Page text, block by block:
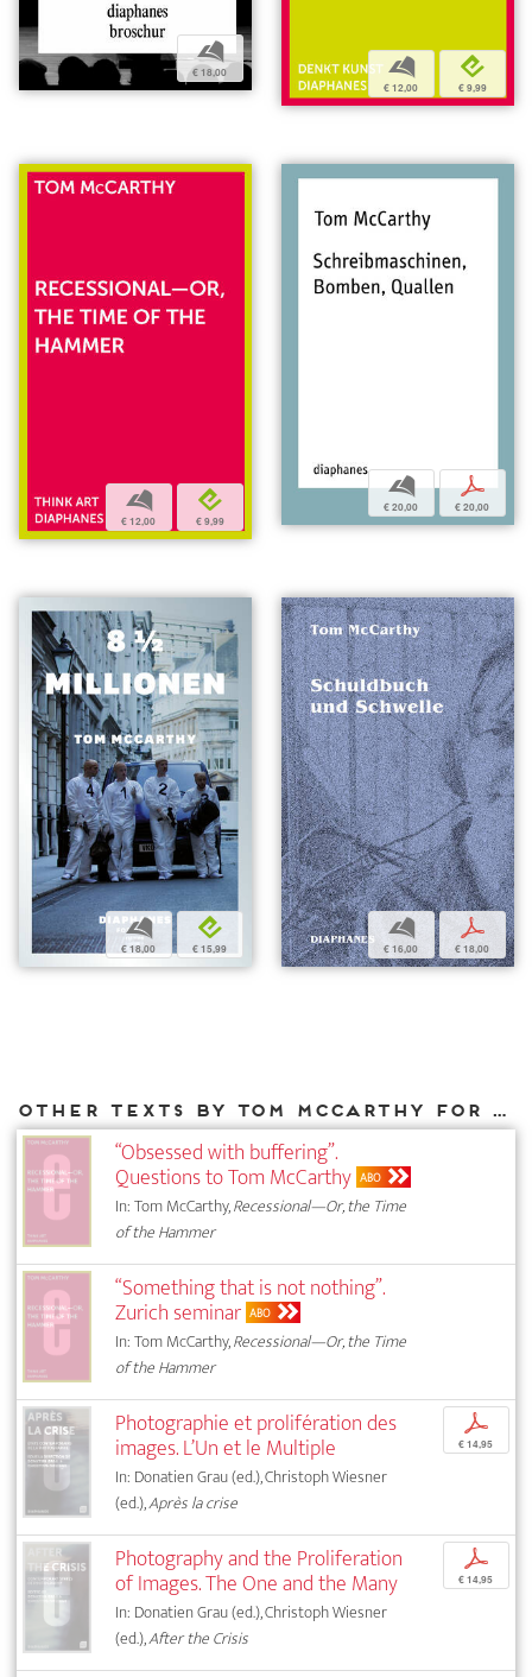
b
€ 18,00 b
€ 12,00
e
€ 9,99
b
€ 12,00
e
€ 9,99
b
€ 20,00
p
€ 20,00
b
€ 18,00
e
€ 15,99
b
€ 16,00
p
€ 18,00
Other texts by Tom McCarthy for DIAPHANES
“Obsessed with buffering”.
Questions to Tom McCarthy ABO
In: Tom McCarthy,Recessional—Or, the Time
of the Hammer
“Something that is not nothing”.
Zurich seminar ABO
In: Tom McCarthy,Recessional—Or, the Time
of the Hammer
Photographie et prolifération des
images. L’Un et le Multiple
In: Donatien Grau (ed.), Christoph Wiesner
(ed.),Après la crise
p
€ 14,95
Photography and the Proliferation
of Images. The One and the Many
In: Donatien Grau (ed.), Christoph Wiesner
(ed.),After the Crisis
p
€ 14,95